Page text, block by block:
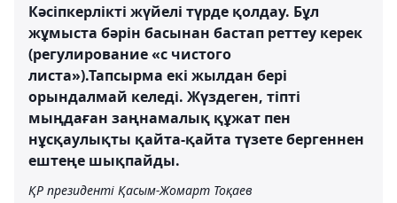
Кәсіпкерлікті жүйелі түрде қолдау. Бұл
жұмыста бәрін басынан бастап реттеу керек
(регулирование «с чистого
листа»).Тапсырма екі жылдан бері
орындалмай келеді. Жүздеген, тіпті
мыңдаған заңнамалық құжат пен
нұсқаулықты қайта-қайта түзете бергеннен
ештеңе шықпайды.
ҚР президенті Қасым-Жомарт Тоқаев